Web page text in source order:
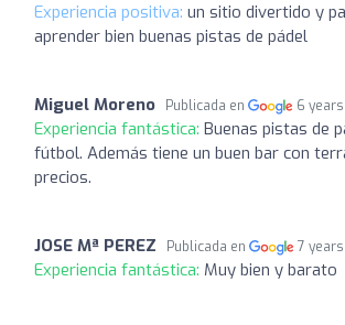
Experiencia positiva: un sitio divertido y
aprender bien buenas pistas de pádel
Miguel Moreno Publicada en 6
Experiencia fantástica: Buenas pistas de
fútbol. Además tiene un buen bar con
precios.
JOSE Mª PEREZ Publicada en 7
Experiencia fantástica: Muy bien y barato